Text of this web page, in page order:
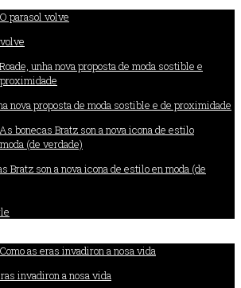
nova proposta de moda sostible e de proximidade
Bratz son a nova icona de estilo en moda (de
invadiron a nosa vida